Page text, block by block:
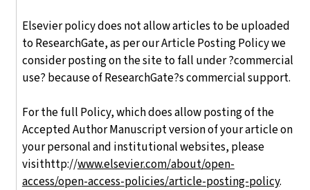
Elsevier policy does not allow articles to be uploaded
to ResearchGate, as per our Article Posting Policy we
consider posting on the site to fall under ?commercial
use? because of ResearchGate?s commercial support.
For the full Policy, which does allow posting of the
Accepted Author Manuscript version of your article on
your personal and institutional websites, please
visithttp://www.elsevier.com/about/open-
access/open-access-policies/article-posting-policy.